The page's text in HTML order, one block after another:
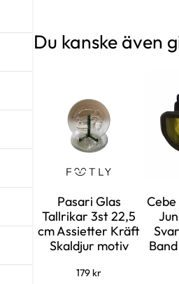
Du kanske även
Pasari Glas
Tallrikar 3st 22,5
cm Assietter Kräft
Skaldjur motiv
179 kr